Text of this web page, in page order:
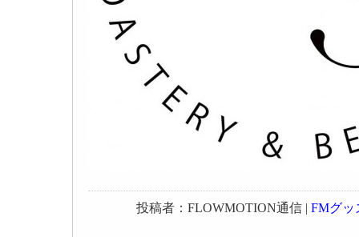
投稿者：FLOWMOTION通信 | FMグッ